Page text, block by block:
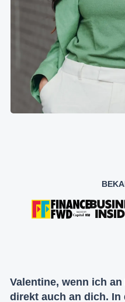
Valentine, wenn ich
direkt auch an dich. In